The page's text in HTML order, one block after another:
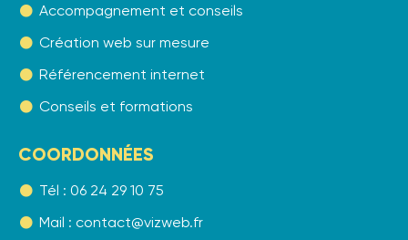
Accompagnement et conseils
Création web sur mesure
Référencement internet
Conseils et formations
COORDONNÉES
Tél : 06 24 29 10 75
Mail : contact@vizweb.fr